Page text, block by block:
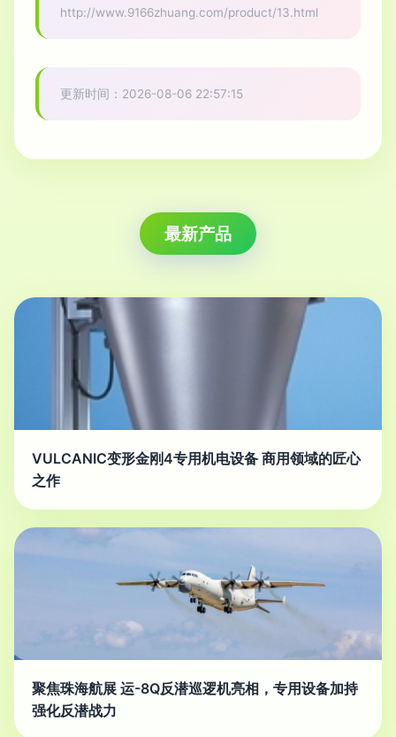
http://www.9166zhuang.com/product/13.html
更新时间：2026-08-06 22:57:15
最新产品
VULCANIC变形金刚4专用机电设备 商用领域的匠心
之作
聚焦珠海航展 运-8Q反潜巡逻机亮相，专用设备加持
强化反潜战力